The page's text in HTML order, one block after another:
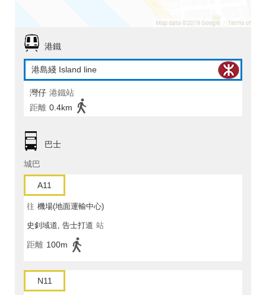
港鐵
港島綫 Island line
灣仔 港鐵站
距離 0.4km
巴士
城巴
A11
往 機場(地面運輸中心)
史釗域道, 告士打道 站
距離 100m
N11